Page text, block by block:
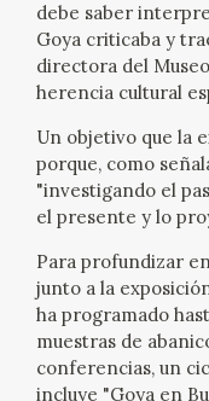
RECURSOS EDUCATIVOS
debe saber
Goya criticaba y
directora del
herencia cultural
Un objetivo que la
porque, como
"investigando el
el presente y lo
Para profundizar
junto a la
ha programado
muestras de
conferencias, un
incluye "Goya en